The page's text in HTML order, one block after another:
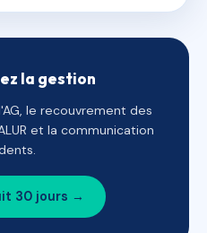
la gestion
le recouvrement des
et la communication
30 jours →